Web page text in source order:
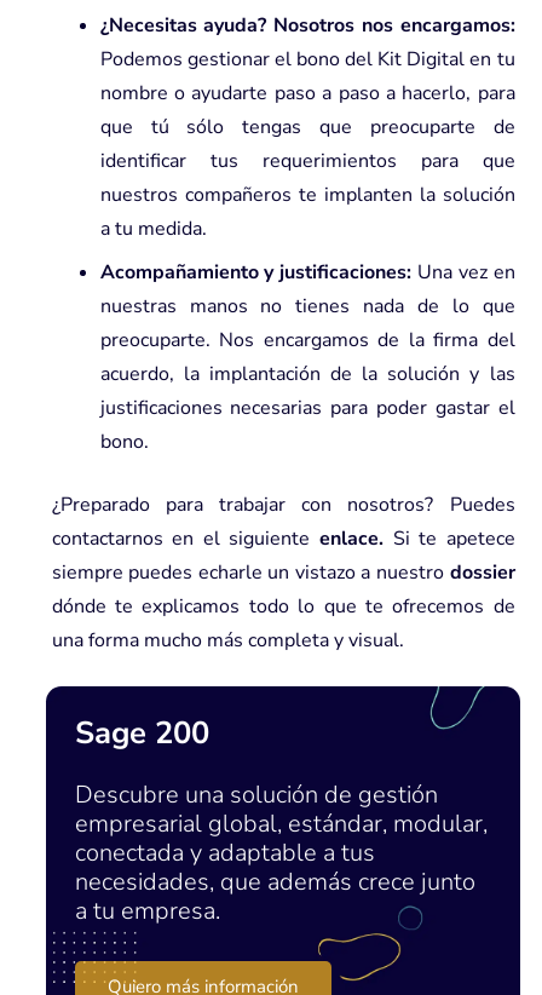
¿Necesitas ayuda? Nosotros nos encargamos:
Podemos gestionar el bono del Kit Digital en tu
nombre o ayudarte paso a paso a hacerlo, para
que tú sólo tengas que preocuparte de
identificar tus requerimientos para que
nuestros compañeros te implanten la solución
a tu medida.
Acompañamiento y justificaciones: Una vez en
nuestras manos no tienes nada de lo que
preocuparte. Nos encargamos de la firma del
acuerdo, la implantación de la solución y las
justificaciones necesarias para poder gastar el
bono.
¿Preparado para trabajar con nosotros? Puedes
contactarnos en el siguiente enlace. Si te apetece
siempre puedes echarle un vistazo a nuestro dossier
dónde te explicamos todo lo que te ofrecemos de
una forma mucho más completa y visual.
Sage 200
Descubre una solución de gestión
empresarial global, estándar, modular,
conectada y adaptable a tus
necesidades, que además crece junto
a tu empresa.
Quiero más información